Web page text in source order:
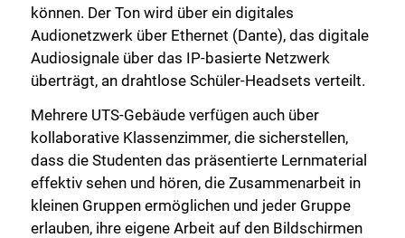
können. Der Ton wird über ein digitales
Audionetzwerk über Ethernet (Dante), das digitale
Audiosignale über das IP-basierte Netzwerk
überträgt, an drahtlose Schüler-Headsets verteilt.
Mehrere UTS-Gebäude verfügen auch über
kollaborative Klassenzimmer, die sicherstellen,
dass die Studenten das präsentierte Lernmaterial
effektiv sehen und hören, die Zusammenarbeit in
kleinen Gruppen ermöglichen und jeder Gruppe
erlauben, ihre eigene Arbeit auf den Bildschirmen